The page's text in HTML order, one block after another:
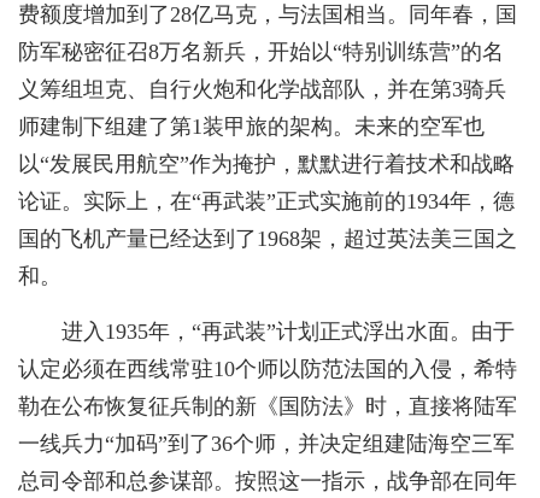
费额度增加到了28亿马克，与法国相当。同年春，国
防军秘密征召8万名新兵，开始以“特别训练营”的名
义筹组坦克、自行火炮和化学战部队，并在第3骑兵
师建制下组建了第1装甲旅的架构。未来的空军也
以“发展民用航空”作为掩护，默默进行着技术和战略
论证。实际上，在“再武装”正式实施前的1934年，德
国的飞机产量已经达到了1968架，超过英法美三国之
和。
进入1935年，“再武装”计划正式浮出水面。由于
认定必须在西线常驻10个师以防范法国的入侵，希特
勒在公布恢复征兵制的新《国防法》时，直接将陆军
一线兵力“加码”到了36个师，并决定组建陆海空三军
总司令部和总参谋部。按照这一指示，战争部在同年